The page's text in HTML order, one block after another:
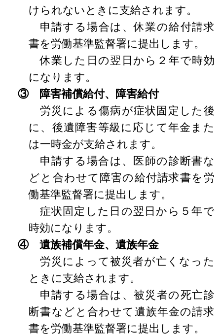
けられないときに支給されます。
申請する場合は、休業の給付請求
書を労働基準監督署に提出します。
休業した日の翌日から２年で時効
になります。
③ 障害補償給付、障害給付
労災による傷病が症状固定した後
に、後遺障害等級に応じて年金また
は一時金が支給されます。
申請する場合は、医師の診断書な
どと合わせて障害の給付請求書を労
働基準監督署に提出します。
症状固定した日の翌日から５年で
時効になります。
④ 遺族補償年金、遺族年金
労災によって被災者が亡くなった
ときに支給されます。
申請する場合は、被災者の死亡診
断書などと合わせて遺族年金の請求
書を労働基準監督署に提出します。